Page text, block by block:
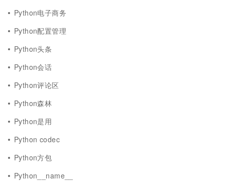
Python电子商务
Python配置管理
Python头条
Python会话
Python评论区
Python森林
Python是用
Python codec
Python方包
Python__name__